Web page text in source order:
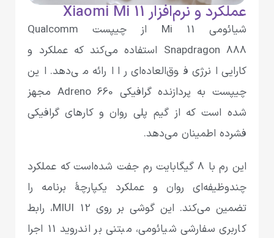
عملکرد و نرم‌افزار Xiaomi Mi 11
شیائومی‌ Mi 11 از چیپست Qualcomm
Snapdragon 888 استفاده می‌کند که عملکرد و
کارایی انرژی فوق‌العاده‌ای را ارائه می‌دهد. این
چیپست به پردازنده گرافیکی Adreno 660 مجهز
شده است که از گیم پلی روان و کارهای گرافیکی
فشرده اطمینان می‌دهد.
این رم با 8 گیگابایت رم جفت شده‌است که عملکرد
چندوظیفه‌ای روان و عملکرد یکپارچهٔ برنامه را
تضمین می‌کند. این گوشی بر روی MIUI 12، رابط
کاربری سفارشی شیائومی، مبتنی بر اندروید 11 اجرا